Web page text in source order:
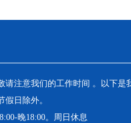
请注意我们的工作时间 。以下是
假日除外。
晚18:00。周日休息